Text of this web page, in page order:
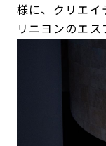
様に、クリエイ
リニヨンのエス